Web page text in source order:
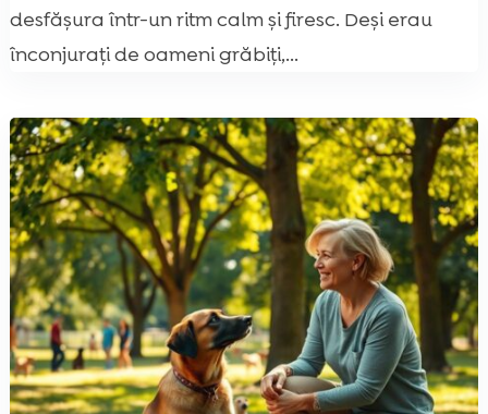
desfășura într-un ritm calm și firesc. Deși erau
înconjurați de oameni grăbiți,...